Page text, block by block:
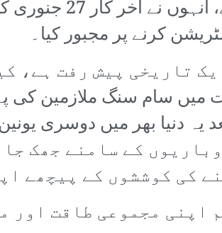
کرنے پر مجبور کیا۔
کے سامنے جھک
کی کوششوں کے پیچھے
اپنی مجموعی طاقت اور